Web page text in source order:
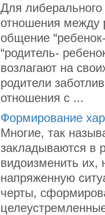
Для
отношения между
общение
“родитель-
возлагают на
родители
отношения с ...
Формирование
Многие, так
закладываются в
видоизменить их,
напряженную
черты,